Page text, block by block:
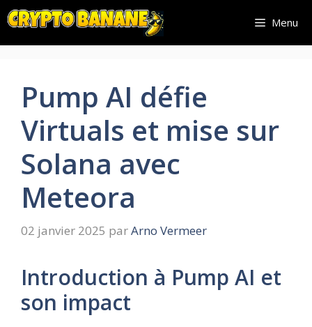
Aller
au
contenu
Menu
Pump AI défie
Virtuals et mise sur
Solana avec
Meteora
02 janvier 2025 parArno Vermeer
Introduction à Pump AI et
son impact